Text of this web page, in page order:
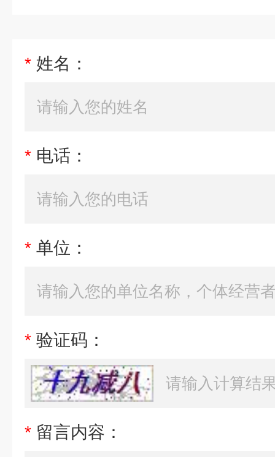
* 姓名：
* 电话：
* 单位：
* 验证码：
* 留言内容：